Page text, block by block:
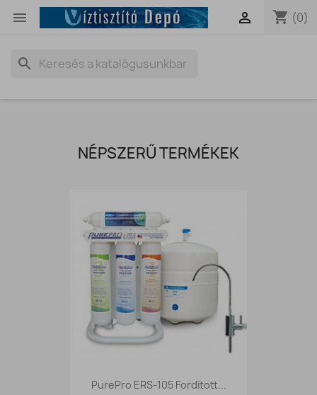
 shopping_cart (0)

search
NÉPSZERŰ TERMÉKEK
PurePro ERS-105 Fordított...